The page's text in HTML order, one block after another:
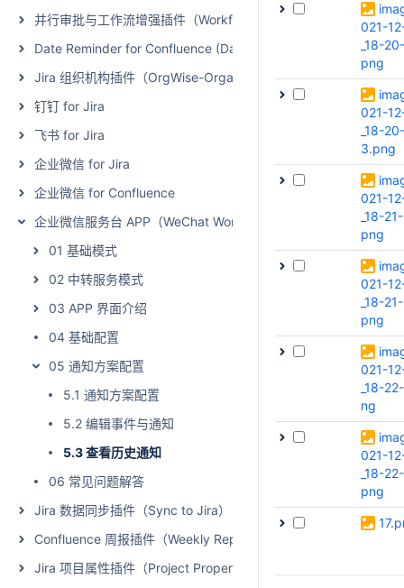
并行审批与工作流增强插件（WorkflowWise - Parallel Approval
Date Reminder for Confluence (Data Center)
Jira 组织机构插件（OrgWise-Organization and Report for Jira
钉钉 for Jira
飞书 for Jira
企业微信 for Jira
企业微信 for Confluence
企业微信服务台 APP（WeChat Work for Jira Service
01 基础模式
02 中转服务模式
03 APP 界面介绍
04 基础配置
05 通知方案配置
5.1 通知方案配置
5.2 编辑事件与通知
5.3 查看历史通知
06 常见问题解答
Jira 数据同步插件（Sync to Jira）
Confluence 周报插件（Weekly Report）
Jira 项目属性插件（Project Properties Extension for Jira）
021-
_18-
png
021-
_18-
3.png
021-
_18-
png
021-
_18-
png
021-
_18-
ng
021-
_18-
png